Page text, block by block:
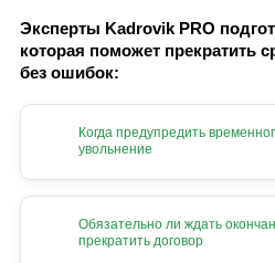
Эксперты Kadrovik PRO
которая поможет прекратить
без ошибок:
Когда предупредить
увольнение
Обязательно ли ждать
прекратить договор